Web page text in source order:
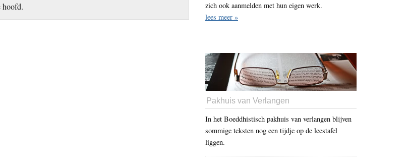
hoofd.
zich ook aanmelden met hun eigen werk.
lees meer »
Pakhuis van Verlangen
In het Boeddhistisch pakhuis van verlangen blijven
sommige teksten nog een tijdje op de leestafel
liggen.